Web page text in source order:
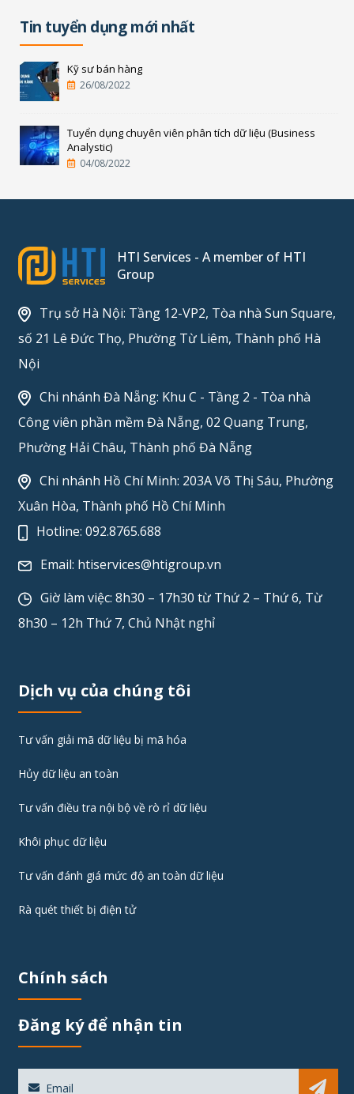
Tin tuyển dụng mới nhất
Kỹ sư bán hàng
26/08/2022
Tuyển dụng chuyên viên phân tích dữ liệu (Business
Analystic)
04/08/2022
HTI Services - A member of HTI
Group
Trụ sở Hà Nội: Tầng 12-VP2, Tòa nhà Sun Square,
số 21 Lê Đức Thọ, Phường Từ Liêm, Thành phố Hà
Nội
Chi nhánh Đà Nẵng: Khu C - Tầng 2 - Tòa nhà
Công viên phần mềm Đà Nẵng, 02 Quang Trung,
Phường Hải Châu, Thành phố Đà Nẵng
Chi nhánh Hồ Chí Minh: 203A Võ Thị Sáu, Phường
Xuân Hòa, Thành phố Hồ Chí Minh
Hotline:092.8765.688
Email: htiservices@htigroup.vn
Giờ làm việc: 8h30 – 17h30 từ Thứ 2 – Thứ 6, Từ
8h30 – 12h Thứ 7, Chủ Nhật nghỉ
Dịch vụ của chúng tôi
Tư vấn giải mã dữ liệu bị mã hóa
Hủy dữ liệu an toàn
Tư vấn điều tra nội bộ về rò rỉ dữ liệu
Khôi phục dữ liệu
Tư vấn đánh giá mức độ an toàn dữ liệu
Rà quét thiết bị điện tử
Chính sách
Đăng ký để nhận tin
Sub